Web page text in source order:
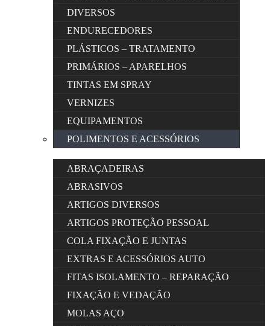
DIVERSOS
ENDURECEDORES
PLÁSTICOS – TRATAMENTO
PRIMÁRIOS – APARELHOS
TINTAS EM SPRAY
VERNIZES
EQUIPAMENTOS
POLIMENTOS E ACESSÓRIOS
ABRAÇADEIRAS
ABRASIVOS
ARTIGOS DIVERSOS
ARTIGOS PROTEÇÃO PESSOAL
COLA FIXAÇÃO E JUNTAS
EXTRAS E ACESSÓRIOS AUTO
FITAS ISOLAMENTO – REPARAÇÃO
FIXAÇÃO E VEDAÇÃO
MOLAS AÇO